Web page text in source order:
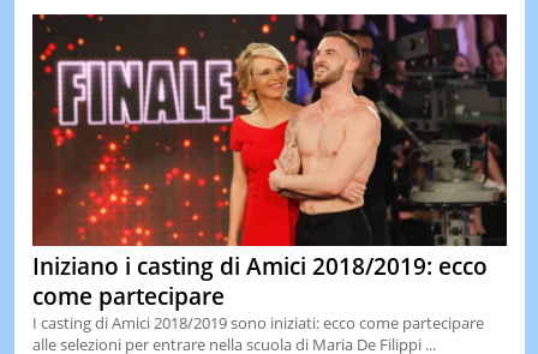
Iniziano i casting di Amici 2018/2019: ecco
come partecipare
I casting di Amici 2018/2019 sono iniziati: ecco come partecipare
alle selezioni per entrare nella scuola di Maria De Filippi ...